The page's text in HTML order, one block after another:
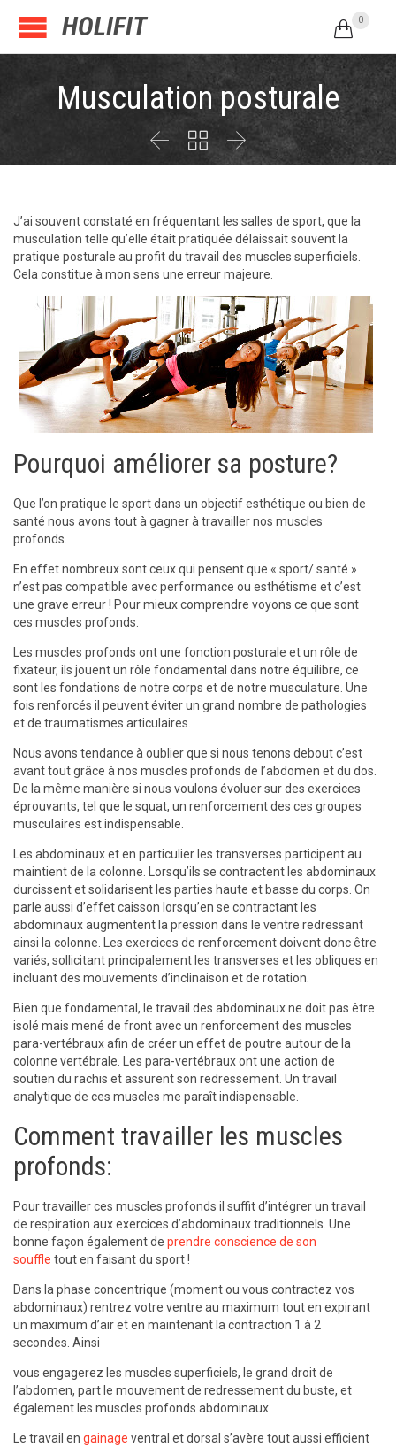
HOLIFIT  0
Musculation posturale
  
J’ai souvent constaté en fréquentant les salles de sport, que la
musculation telle qu’elle était pratiquée délaissait souvent la
pratique posturale au profit du travail des muscles superficiels.
Cela constitue à mon sens une erreur majeure.
Pourquoi améliorer sa posture?
Que l’on pratique le sport dans un objectif esthétique ou bien de
santé nous avons tout à gagner à travailler nos muscles
profonds.
En effet nombreux sont ceux qui pensent que « sport/ santé »
n’est pas compatible avec performance ou esthétisme et c’est
une grave erreur ! Pour mieux comprendre voyons ce que sont
ces muscles profonds.
Les muscles profonds ont une fonction posturale et un rôle de
fixateur, ils jouent un rôle fondamental dans notre équilibre, ce
sont les fondations de notre corps et de notre musculature. Une
fois renforcés il peuvent éviter un grand nombre de pathologies
et de traumatismes articulaires.
Nous avons tendance à oublier que si nous tenons debout c’est
avant tout grâce à nos muscles profonds de l’abdomen et du dos.
De la même manière si nous voulons évoluer sur des exercices
éprouvants, tel que le squat, un renforcement des ces groupes
musculaires est indispensable.
Les abdominaux et en particulier les transverses participent au
maintient de la colonne. Lorsqu’ils se contractent les abdominaux
durcissent et solidarisent les parties haute et basse du corps. On
parle aussi d’effet caisson lorsqu’en se contractant les
abdominaux augmentent la pression dans le ventre redressant
ainsi la colonne. Les exercices de renforcement doivent donc être
variés, sollicitant principalement les transverses et les obliques en
incluant des mouvements d’inclinaison et de rotation.
Bien que fondamental, le travail des abdominaux ne doit pas être
isolé mais mené de front avec un renforcement des muscles
para-vertébraux afin de créer un effet de poutre autour de la
colonne vertébrale. Les para-vertébraux ont une action de
soutien du rachis et assurent son redressement. Un travail
analytique de ces muscles me paraît indispensable.
Comment travailler les muscles
profonds:
Pour travailler ces muscles profonds il suffit d’intégrer un travail
de respiration aux exercices d’abdominaux traditionnels. Une
bonne façon également de prendre conscience de son
souffle tout en faisant du sport !
Dans la phase concentrique (moment ou vous contractez vos
abdominaux) rentrez votre ventre au maximum tout en expirant
un maximum d’air et en maintenant la contraction 1 à 2
secondes. Ainsi
vous engagerez les muscles superficiels, le grand droit de
l’abdomen, part le mouvement de redressement du buste, et
également les muscles profonds abdominaux.
Le travail en gainage ventral et dorsal s’avère tout aussi efficient